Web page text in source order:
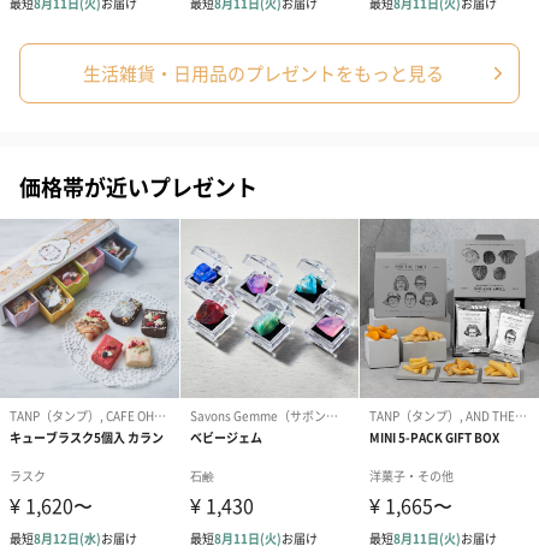
商品オプション情報
お届けボックスオプション
配送用のダンボールを装飾いたします。お相手のご住所に直接お
送りする際に人気のオプションです。お相手に直接手渡しする場
合は、紙袋との併用もおすすめです。
ダンボール装飾（ひま
わり）（720円）
ダンボール装飾（チュ
ーリップ）（720円）
ダンボール装
イトピンク×
ト）（580円）
生活雑貨・日用品のプレゼントをもっと見る
価格帯が近いプレゼント